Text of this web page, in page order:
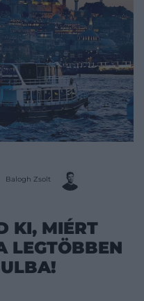
Balogh Zsolt
KI, MIÉRT
LEGTÖBBEN